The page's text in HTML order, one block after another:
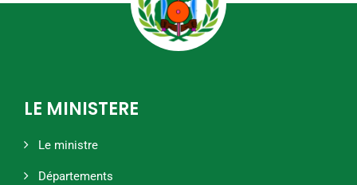
LE MINISTERE
Le ministre
Départements